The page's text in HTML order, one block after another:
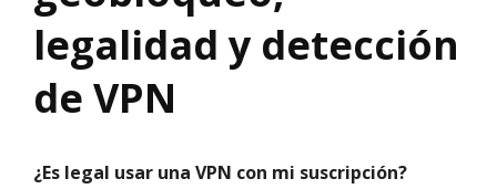
legalidad y detección
de VPN
¿Es legal usar una VPN con mi suscripción?